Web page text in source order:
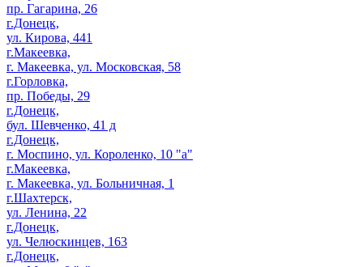
пр. Гагарина, 26
г.Донецк,
ул. Кирова, 441
г.Макеевка,
г. Макеевка, ул. Московская, 58
г.Горловка,
пр. Победы, 29
г.Донецк,
бул. Шевченко, 41 д
г.Донецк,
г. Моспино, ул. Короленко, 10 "а"
г.Макеевка,
г. Макеевка, ул. Больничная, 1
г.Шахтерск,
ул. Ленина, 22
г.Донецк,
ул. Челюскинцев, 163
г.Донецк,